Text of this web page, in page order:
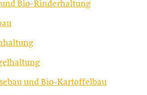
Bio-Rinderhaltung
und Bio-Kartoffelbau